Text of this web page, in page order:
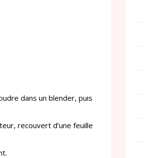
dans un blender, puis
recouvert d’une feuille